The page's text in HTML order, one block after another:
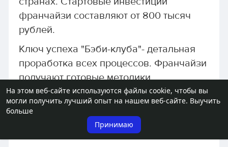
На этом веб-сайте используются файлы cookie, чтобы вы
могли получить лучший опыт на нашем веб-сайте. Выучить
больше
Принимаю
франчайзи составляют от 800 тысяч
рублей.
Ключ успеха "Бэби-клуба"- детальная
проработка всех процессов. Франчайзи
получают готовые методики,
маркетинговые материалы и
постоянную поддержку. Это
минимизирует риски провала новых